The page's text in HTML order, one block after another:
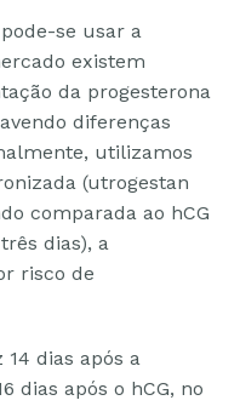
se usar a
existem
da progesterona
diferenças
utilizamos
(utrogestan
comparada ao hCG
dias), a
risco de
dias após a
dias após o hCG, no